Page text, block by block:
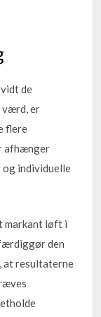
de
værd, er
flere
afhænger
individuelle
markant løft i
den
at resultaterne